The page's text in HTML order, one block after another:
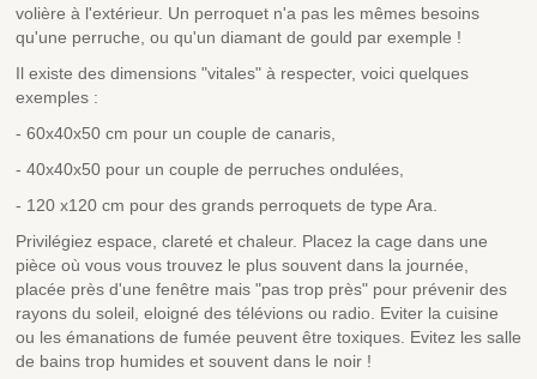
volière à l'extérieur. Un perroquet n'a pas les mêmes besoins
qu'une perruche, ou qu'un diamant de gould par exemple !
Il existe des dimensions "vitales" à respecter, voici quelques
exemples :
- 60x40x50 cm pour un couple de canaris,
- 40x40x50 pour un couple de perruches ondulées,
- 120 x120 cm pour des grands perroquets de type Ara.
Privilégiez espace, clareté et chaleur. Placez la cage dans une
pièce où vous vous trouvez le plus souvent dans la journée,
placée près d'une fenêtre mais "pas trop près" pour prévenir des
rayons du soleil, eloigné des télévions ou radio. Eviter la cuisine
ou les émanations de fumée peuvent être toxiques. Evitez les salle
de bains trop humides et souvent dans le noir !